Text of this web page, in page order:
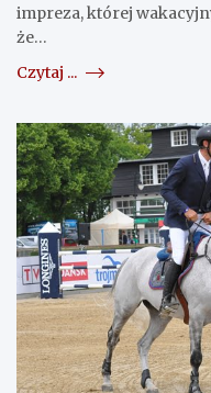
impreza, której
że…
Czytaj ...